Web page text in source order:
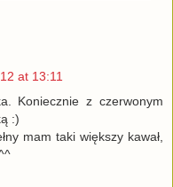
at 13:11
Koniecznie z czerwonym
:)
mam taki większy kawał,